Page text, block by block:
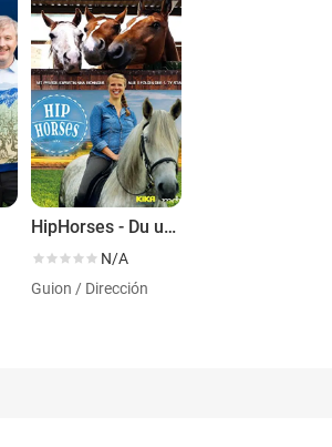
HipHorses - Du und dein Pferd
N/A
Guion / Dirección